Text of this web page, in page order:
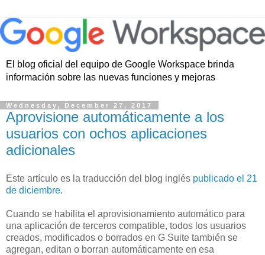
El blog oficial del equipo de Google Workspace brinda
información sobre las nuevas funciones y mejoras
Wednesday, December 27, 2017
Aprovisione automáticamente a los
usuarios con ochos aplicaciones
adicionales
Este artículo es la traducción del blog inglés publicado el 21
de diciembre.
Cuando se habilita el aprovisionamiento automático para
una aplicación de terceros compatible, todos los usuarios
creados, modificados o borrados en G Suite también se
agregan, editan o borran automáticamente en esa